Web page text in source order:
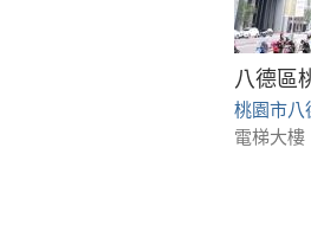
八德區
桃園市八
電梯大樓